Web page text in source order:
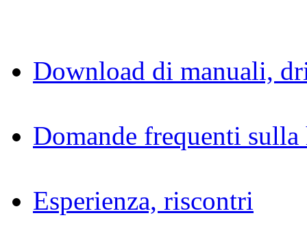
Download di manuali,
Domande frequenti
Esperienza, riscontri